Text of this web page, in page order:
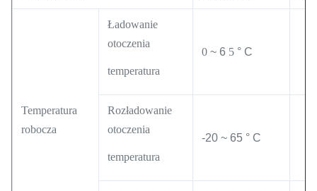
Temperatura
robocza
Ładowanie
otoczenia
temperatura
0 ~ 6 5 ° C
Rozładowanie
otoczenia
temperatura
-20 ~ 65 ° C